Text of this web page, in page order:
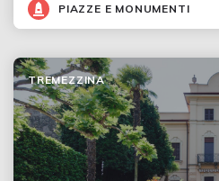
PIAZZE E MONUMENTI
TREMEZZINA